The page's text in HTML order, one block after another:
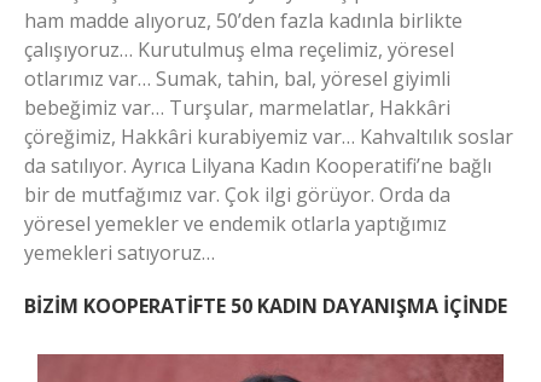
ham madde alıyoruz, 50’den fazla kadınla birlikte
çalışıyoruz… Kurutulmuş elma reçelimiz, yöresel
otlarımız var… Sumak, tahin, bal, yöresel giyimli
bebeğimiz var… Turşular, marmelatlar, Hakkâri
çöreğimiz, Hakkâri kurabiyemiz var… Kahvaltılık soslar
da satılıyor. Ayrıca Lilyana Kadın Kooperatifi’ne bağlı
bir de mutfağımız var. Çok ilgi görüyor. Orda da
yöresel yemekler ve endemik otlarla yaptığımız
yemekleri satıyoruz…
BİZİM KOOPERATİFTE 50 KADIN DAYANIŞMA İÇİNDE